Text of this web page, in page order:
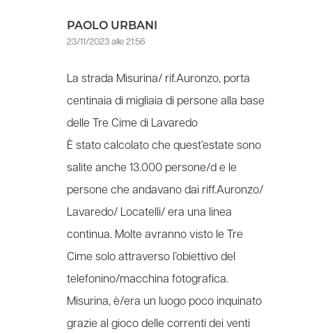
PAOLO URBANI
23/11/2023 alle 21:56
La strada Misurina/ rif.Auronzo, porta
centinaia di migliaia di persone alla base
delle Tre Cime di Lavaredo
È stato calcolato che quest’estate sono
salite anche 13.000 persone/d e le
persone che andavano dai riff.Auronzo/
Lavaredo/ Locatelli/ era una linea
continua. Molte avranno visto le Tre
Cime solo attraverso l’obiettivo del
telefonino/macchina fotografica.
Misurina, è/era un luogo poco inquinato
grazie al gioco delle correnti dei venti